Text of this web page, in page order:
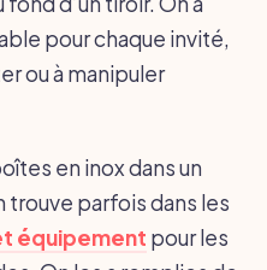
pour chaque invité,
ou à manipuler
en inox dans un
trouve parfois dans les
équipement pour les